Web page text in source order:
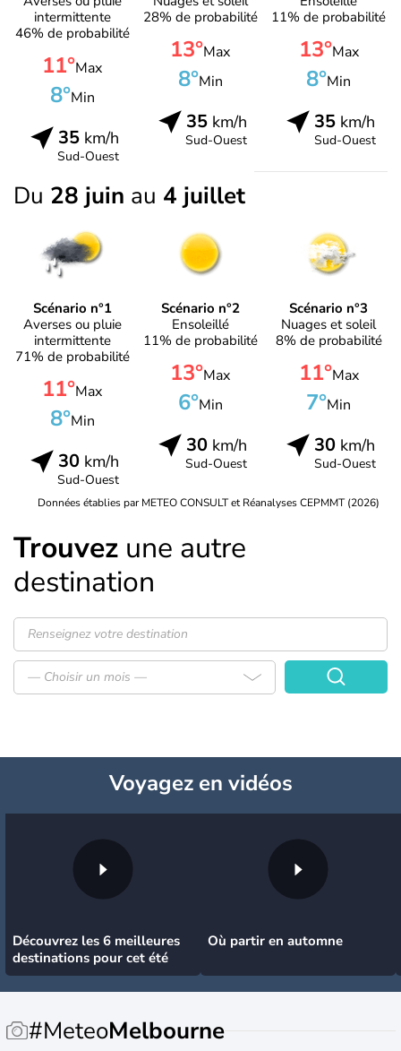
intermittente
46% de probabilité
11°Max
8°Min
35km/h
Sud-Ouest
28% de probabilité
13°Max
8°Min
35km/h
Sud-Ouest
11% de probabilité
13°Max
8°Min
35 km/h
Sud-Ouest
Du 28 juin au 4 juillet
Scénario n°1
Averses ou pluie
intermittente
71% de probabilité
11°Max
8°Min
30km/h
Sud-Ouest
Scénario n°2
Ensoleillé
11% de probabilité
13°Max
6°Min
30km/h
Sud-Ouest
Scénario n°3
Nuages et soleil
8% de probabilité
11°Max
7°Min
30 km/h
Sud-Ouest
Données établies par METEO CONSULT et Réanalyses CEPMMT (2026)
Trouvez une autre
destination
— Choisir un mois —
Voyagezen vidéos
Découvrez les 6 meilleures
destinations pour cet été
Où partir en automne
#MeteoMelbourne